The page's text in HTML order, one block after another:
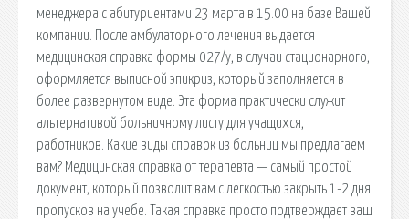
менеджера с абитуриентами 23 марта в 15.00 на базе Вашей
компании. После амбулаторного лечения выдается
медицинская справка формы 027/у, в случаи стационарного,
оформляется выписной эпикриз, который заполняется в
более развернутом виде. Эта форма практически служит
альтернативой больничному листу для учащихся,
работников. Какие виды справок из больниц мы предлагаем
вам? Медицинская справка от терапевта — самый простой
документ, который позволит вам с легкостью закрыть 1-2 дня
пропусков на учебе. Такая справка просто подтверждает ваш